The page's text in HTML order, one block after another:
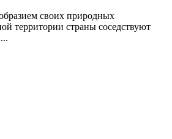
своих природных
территории страны соседствуют